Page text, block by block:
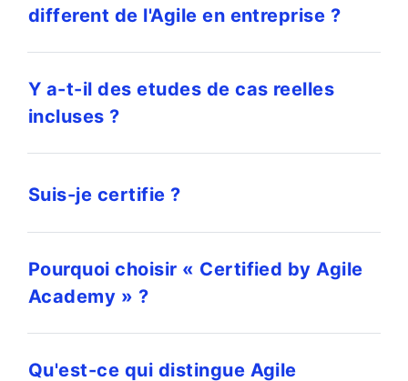
different de l'Agile en entreprise ?
Y a-t-il des etudes de cas reelles
incluses ?
Suis-je certifie ?
Pourquoi choisir « Certified by Agile
Academy » ?
Qu'est-ce qui distingue Agile